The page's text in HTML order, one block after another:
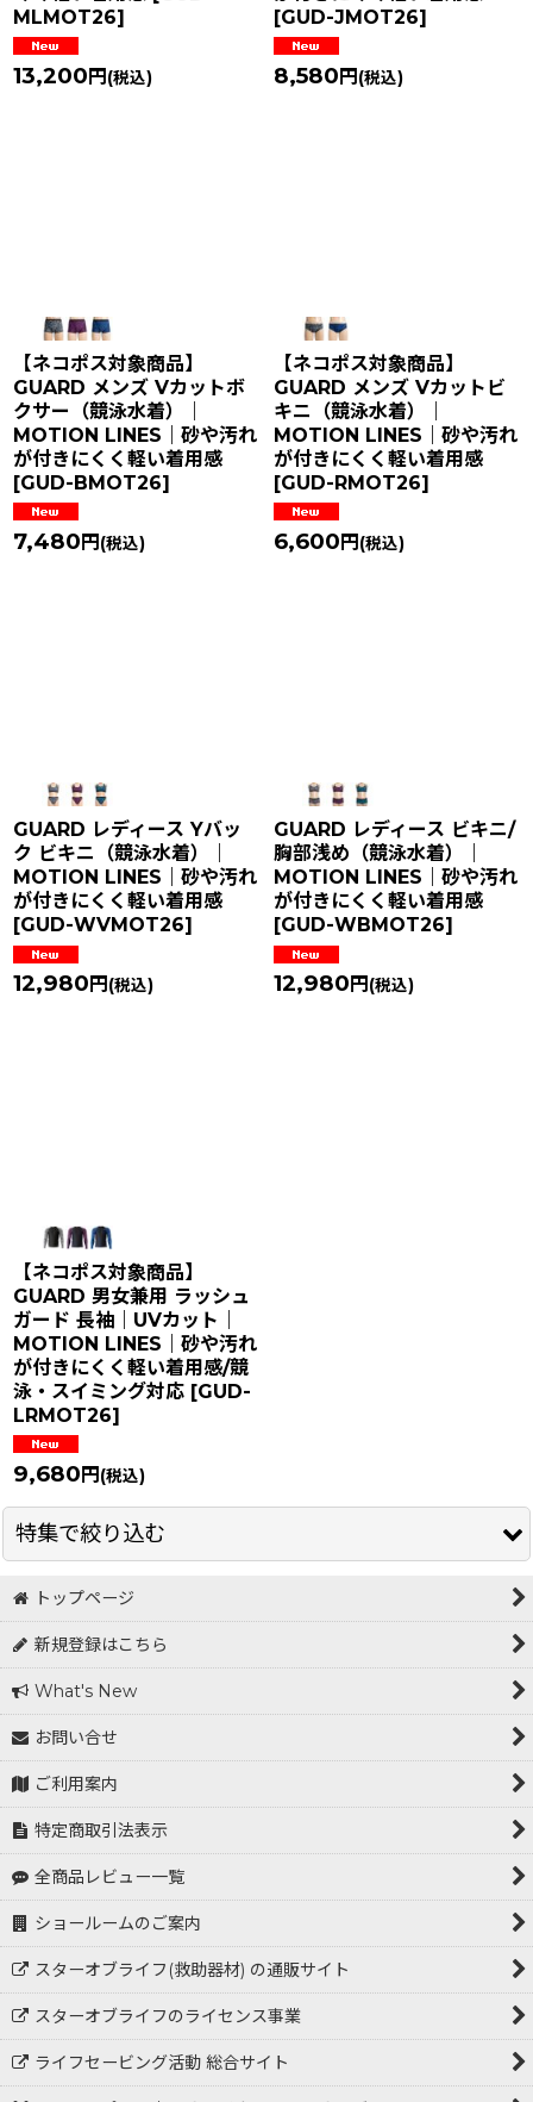
MLMOT26]
13,200 円 (税込)
[GUD-JMOT26]
8,580 円 (税込)
【ネコポス対象商品】
GUARD メンズ Vカットボ
クサー（競泳水着）｜
MOTION LINES｜砂や汚れ
が付きにくく軽い着用感
[GUD-BMOT26]
7,480 円 (税込)
【ネコポス対象商品】
GUARD メンズ Vカットビ
キニ（競泳水着）｜
MOTION LINES｜砂や汚れ
が付きにくく軽い着用感
[GUD-RMOT26]
6,600 円 (税込)
GUARD レディース Yバッ
ク ビキニ（競泳水着）｜
MOTION LINES｜砂や汚れ
が付きにくく軽い着用感
[GUD-WVMOT26]
12,980 円 (税込)
GUARD レディース ビキニ/
胸部浅め（競泳水着）｜
MOTION LINES｜砂や汚れ
が付きにくく軽い着用感
[GUD-WBMOT26]
12,980 円 (税込)
【ネコポス対象商品】
GUARD 男女兼用 ラッシュ
ガード 長袖｜UVカット｜
MOTION LINES｜砂や汚れ
が付きにくく軽い着用感/競
泳・スイミング対応 [GUD-
LRMOT26]
9,680 円 (税込)
特集で絞り込む
LIFESAVING（ライフセービング）
オープンウォータースイミング(OWS)
STAR OF LIFE(スターオブライフ)
Aggressive Design（アグレッシブデザイン）日焼け止め
TYR商品
防水・防滴アイテム
エンブレム・ステッカー
トップページ
新規登録はこちら
What's New
お問い合せ
ご利用案内
特定商取引法表示
全商品レビュー一覧
ショールームのご案内
スターオブライフ(救助器材) の通販サイト
スターオブライフのライセンス事業
ライフセービング活動 総合サイト